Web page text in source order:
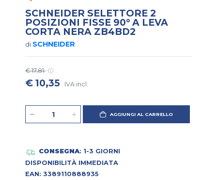
SCHNEIDER SELETTORE 2
POSIZIONI FISSE 90° A LEVA
CORTA NERA ZB4BD2
di SCHNEIDER
€ 17,81
€ 10,35 IVA incl.
AGGIUNGI AL CARRELLO
CONSEGNA: 1-3 GIORNI
DISPONIBILITÀ IMMEDIATA
EAN: 3389110888935